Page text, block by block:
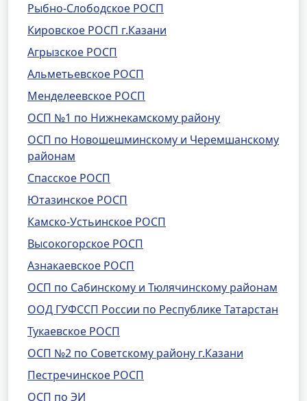
Рыбно-Слободское РОСП
Кировское РОСП г.Казани
Агрызское РОСП
Альметьевское РОСП
Менделеевское РОСП
ОСП №1 по Нижнекамскому району
ОСП по Новошешминскому и Черемшанскому
районам
Спасское РОСП
Ютазинское РОСП
Камско-Устьинское РОСП
Высокогорское РОСП
Азнакаевское РОСП
ОСП по Сабинскому и Тюлячинскому районам
ООД ГУФССП России по Республике Татарстан
Тукаевское РОСП
ОСП №2 по Советскому району г.Казани
Пестречинское РОСП
ОСП по ЭИ